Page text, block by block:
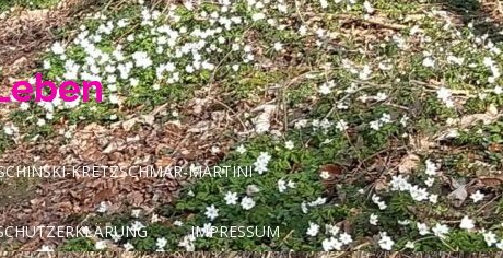
KRETZSCHMAR-MARTINI
IMPRESSUM